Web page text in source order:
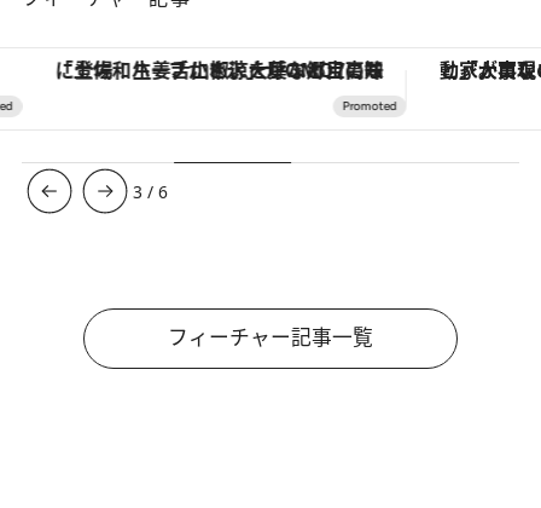
「土佐和ハーブかき氷」がOMO7高知に登場！生姜、山椒、大葉など目にも舌にも涼を呼ぶ郷土の味
3 /6
フィーチャー記事一覧